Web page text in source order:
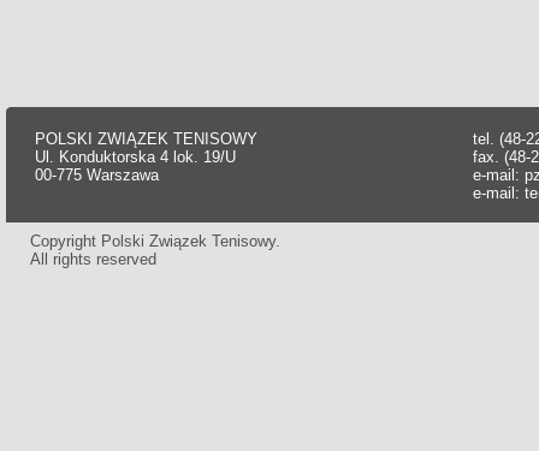
POLSKI ZWIĄZEK TENISOWY
Ul. Konduktorska 4 lok. 19/U
00-775 Warszawa
tel. (48-
fax. (48-
e-mail:
e-mail:
Copyright Polski Związek Tenisowy.
All rights reserved